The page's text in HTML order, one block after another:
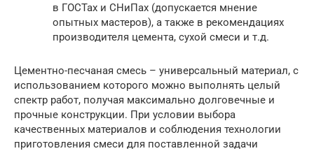
в ГОСТах и СНиПах (допускается мнение
опытных мастеров), а также в рекомендациях
производителя цемента, сухой смеси и т.д.
Цементно-песчаная смесь – универсальный материал, с
использованием которого можно выполнять целый
спектр работ, получая максимально долговечные и
прочные конструкции. При условии выбора
качественных материалов и соблюдения технологии
приготовления смеси для поставленной задачи